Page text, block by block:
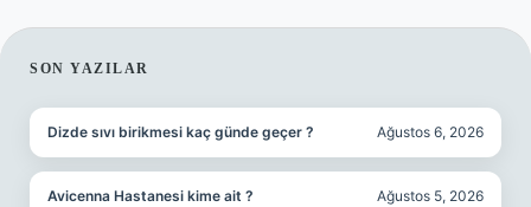
SIDEBAR
SON YAZILAR
Dizde sıvı birikmesi kaç günde geçer ? Ağustos 6, 2026
Avicenna Hastanesi kime ait ? Ağustos 5, 2026